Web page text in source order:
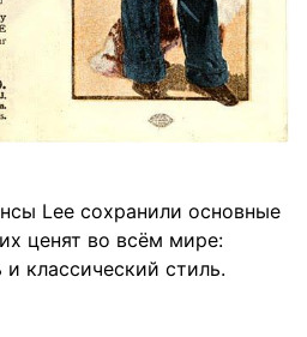
Lee сохранили основные
ценят во всём мире:
классический стиль.